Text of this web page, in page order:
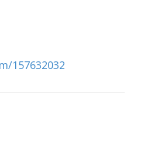
157632032